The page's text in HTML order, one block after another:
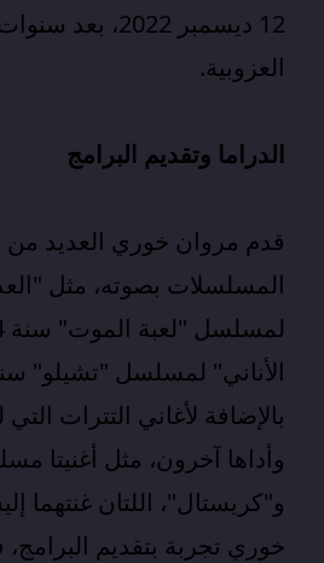
12 ديسمبر 2022،
العزوبية.
الدراما وتقديم البرامج
قدم مروان خوري العديد
المسلسلات بصوته، مثل
بالإضافة لأغاني التترات
وأداها آخرون، مثل أغنيتا
و"كريستال"، اللتان غنتهما